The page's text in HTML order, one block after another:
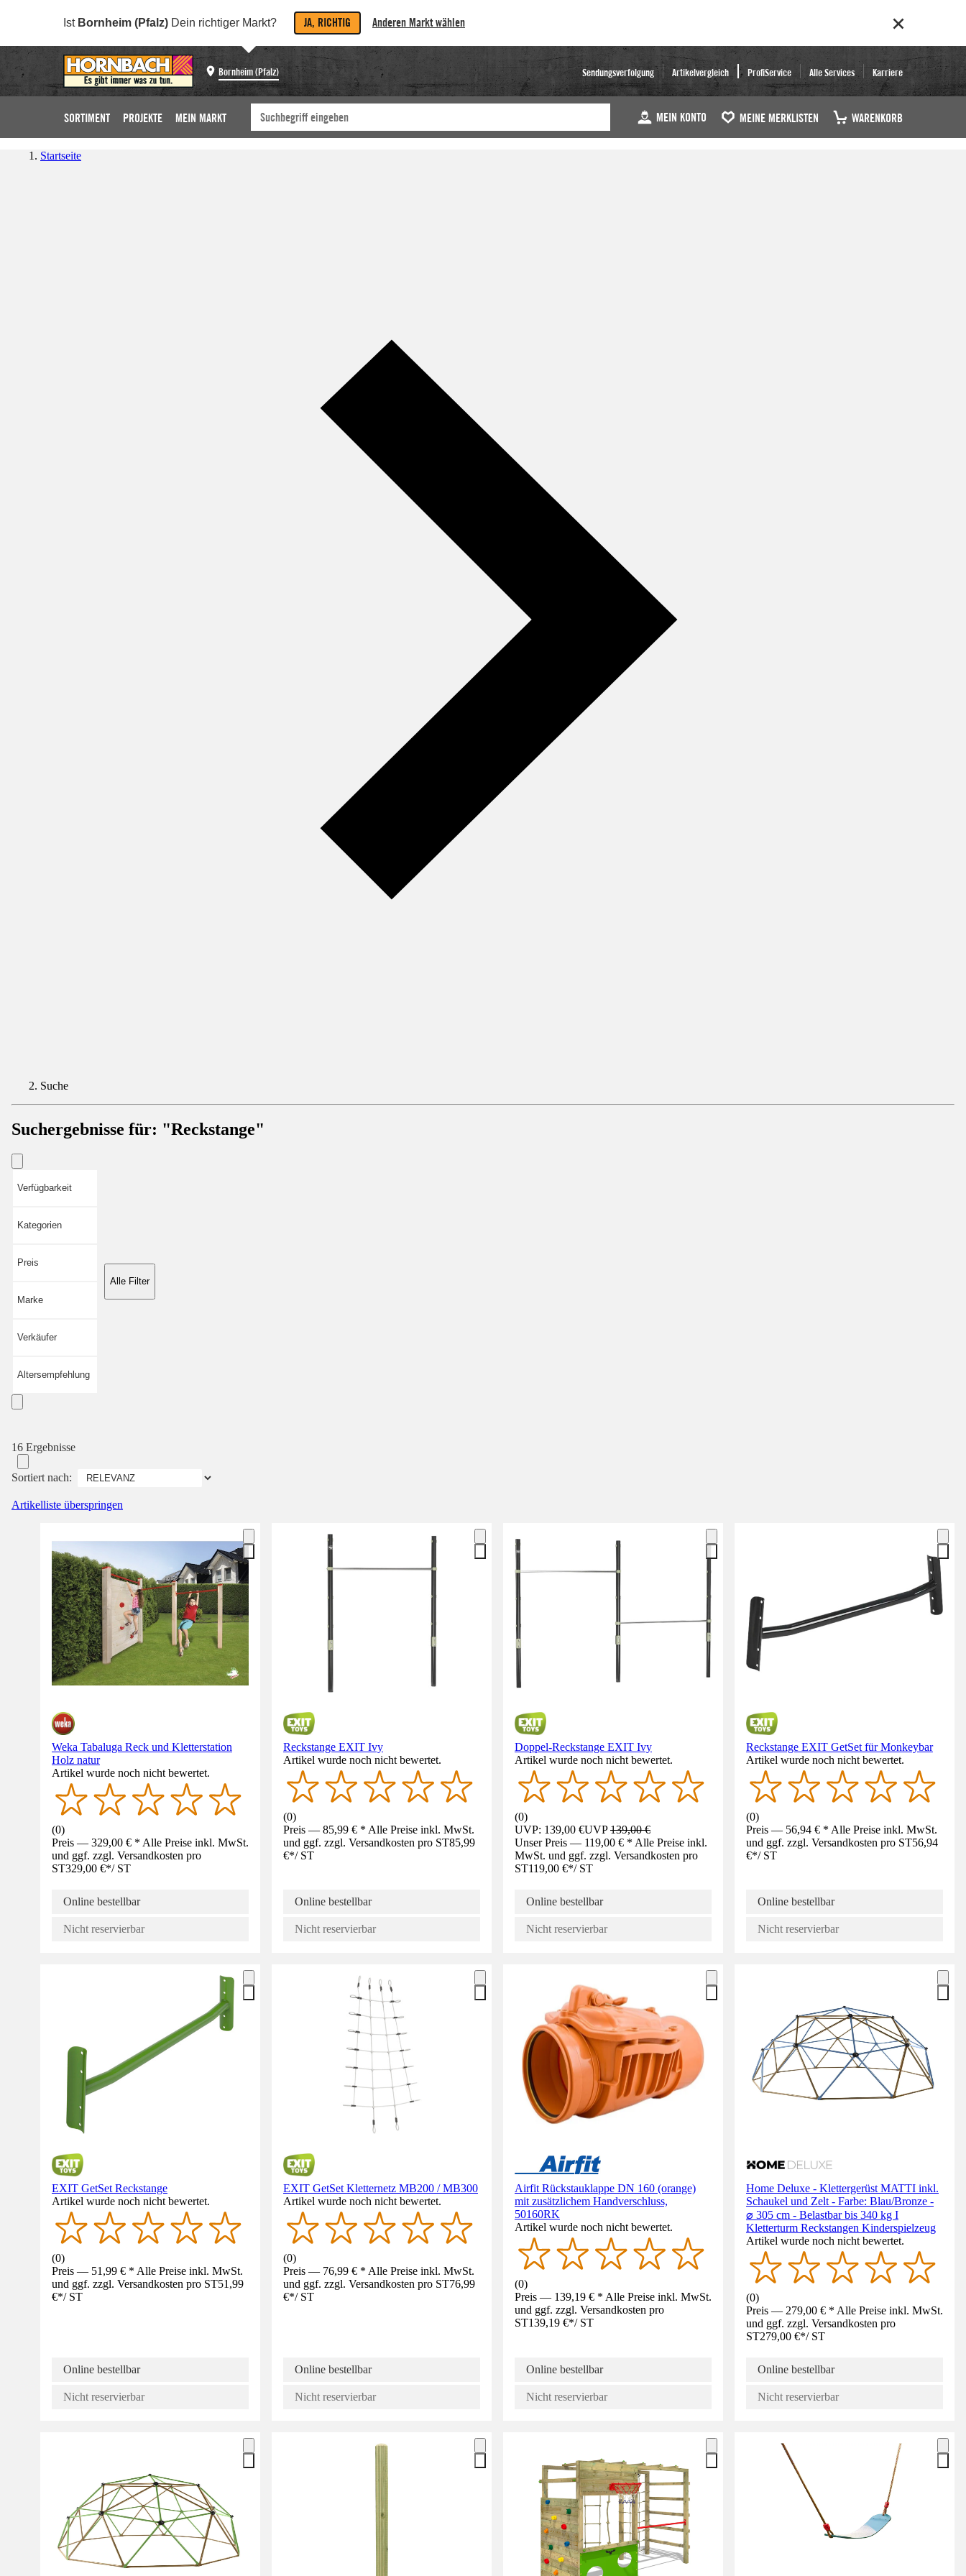
Ist Bornheim (Pfalz) Dein richtiger Markt? JA, RICHTIG Anderen Markt wählen
Bornheim (Pfalz) Sendungsverfolgung Artikelvergleich ProfiService Alle Services Karriere
SORTIMENT PROJEKTE MEIN MARKT MEIN KONTO MEINE MERKLISTEN WARENKORB
Startseite
Suche
Suchergebnisse für: "Reckstange"
Verfügbarkeit
Kategorien
Preis
Marke
Verkäufer
Altersempfehlung
Alle Filter
16 Ergebnisse
Sortiert nach:
Artikelliste überspringen
Weka Tabaluga Reck und Kletterstation
Holz natur
Artikel wurde noch nicht bewertet.
(0)
Preis — 329,00 € * Alle Preise inkl. MwSt.
und ggf. zzgl. Versandkosten pro
ST329,00 €*/ ST
Online bestellbar
Nicht reservierbar
Reckstange EXIT Ivy
Artikel wurde noch nicht bewertet.
(0)
Preis — 85,99 € * Alle Preise inkl. MwSt.
und ggf. zzgl. Versandkosten pro ST85,99
€*/ ST
Online bestellbar
Nicht reservierbar
Doppel-Reckstange EXIT Ivy
Artikel wurde noch nicht bewertet.
(0)
UVP: 139,00 €UVP139,00 €
Unser Preis — 119,00 € * Alle Preise inkl.
MwSt. und ggf. zzgl. Versandkosten pro
ST119,00 €*/ ST
Online bestellbar
Nicht reservierbar
Reckstange EXIT GetSet für Monkeybar
Artikel wurde noch nicht bewertet.
(0)
Preis — 56,94 € * Alle Preise inkl. MwSt.
und ggf. zzgl. Versandkosten pro ST56,94
€*/ ST
Online bestellbar
Nicht reservierbar
EXIT GetSet Reckstange
Artikel wurde noch nicht bewertet.
(0)
Preis — 51,99 € * Alle Preise inkl. MwSt.
und ggf. zzgl. Versandkosten pro ST51,99
€*/ ST
Online bestellbar
Nicht reservierbar
EXIT GetSet Kletternetz MB200 / MB300
Artikel wurde noch nicht bewertet.
(0)
Preis — 76,99 € * Alle Preise inkl. MwSt.
und ggf. zzgl. Versandkosten pro ST76,99
€*/ ST
Online bestellbar
Nicht reservierbar
Airfit Rückstauklappe DN 160 (orange)
mit zusätzlichem Handverschluss,
50160RK
Artikel wurde noch nicht bewertet.
(0)
Preis — 139,19 € * Alle Preise inkl. MwSt.
und ggf. zzgl. Versandkosten pro
ST139,19 €*/ ST
Online bestellbar
Nicht reservierbar
Home Deluxe - Klettergerüst MATTI inkl.
Schaukel und Zelt - Farbe: Blau/Bronze -
⌀ 305 cm - Belastbar bis 340 kg I
Kletterturm Reckstangen Kinderspielzeug
Artikel wurde noch nicht bewertet.
(0)
Preis — 279,00 € * Alle Preise inkl. MwSt.
und ggf. zzgl. Versandkosten pro
ST279,00 €*/ ST
Online bestellbar
Nicht reservierbar